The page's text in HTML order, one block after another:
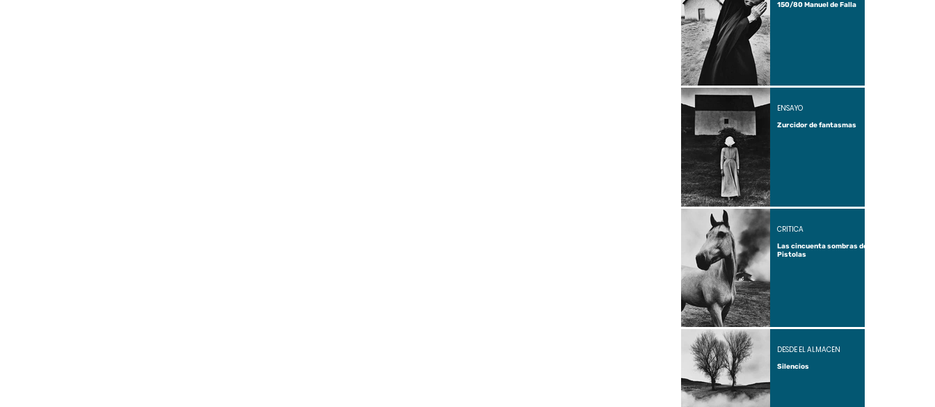
150/80 Manuel de Falla
Zurcidor de fantasmas
ENSAYO
Las cincuenta sombras de
Pistolas
CRÍTICA
Silencios
DESDE EL ALMACÉN